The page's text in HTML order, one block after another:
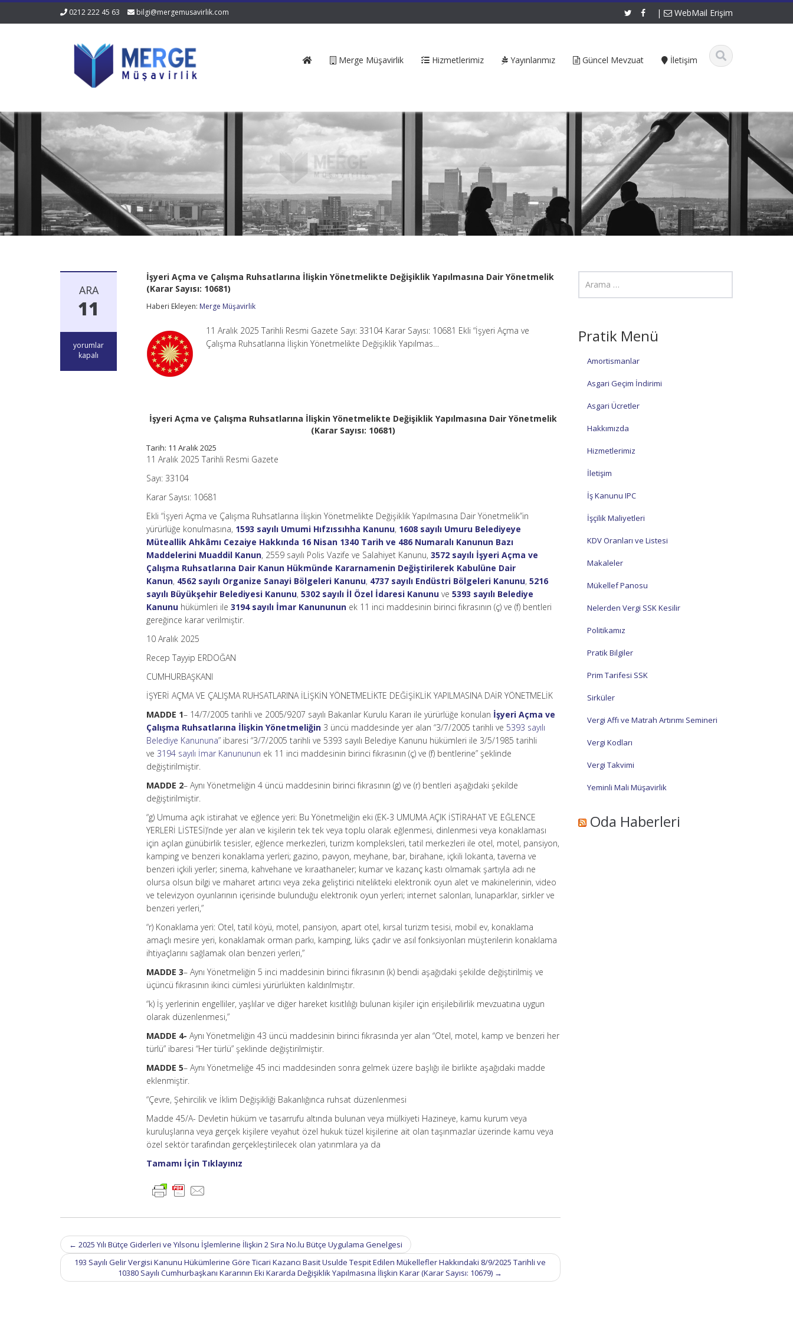
0212 222 45 63 bilgi@mergemusavirlik.com | WebMail Erişim
Merge Müşavirlik Hizmetlerimiz Yayınlarımız Güncel Mevzuat İletişim
ARA
11
İşyeri
Açma
yorumlar
kapalı
İşyeri Açma ve Çalışma Ruhsatlarına İlişkin Yönetmelikte Değişiklik Yapılmasına Dair Yönetmelik
(Karar Sayısı: 10681)
Haberi Ekleyen: Merge Müşavirlik
11 Aralık 2025 Tarihli Resmi Gazete Sayı: 33104 Karar Sayısı: 10681 Ekli “İşyeri Açma ve
Çalışma Ruhsatlarına İlişkin Yönetmelikte Değişiklik Yapılmas…
İşyeri Açma ve Çalışma Ruhsatlarına İlişkin Yönetmelikte Değişiklik Yapılmasına Dair Yönetmelik
(Karar Sayısı: 10681)
Tarih: 11 Aralık 2025
11 Aralık 2025 Tarihli Resmi Gazete
Sayı: 33104
Karar Sayısı: 10681
Ekli “İşyeri Açma ve Çalışma Ruhsatlarına İlişkin Yönetmelikte Değişiklik Yapılmasına Dair Yönetmelik”in
yürürlüğe konulmasına, 1593 sayılı Umumi Hıfzıssıhha Kanunu, 1608 sayılı Umuru Belediyeye
Müteallik Ahkâmı Cezaiye Hakkında 16 Nisan 1340 Tarih ve 486 Numaralı Kanunun Bazı
Maddelerini Muaddil Kanun, 2559 sayılı Polis Vazife ve Salahiyet Kanunu,3572 sayılı İşyeri Açma ve
Çalışma Ruhsatlarına Dair Kanun Hükmünde Kararnamenin Değiştirilerek Kabulüne Dair
Kanun, 4562 sayılı Organize Sanayi Bölgeleri Kanunu, 4737 sayılı Endüstri Bölgeleri Kanunu,5216
sayılı Büyükşehir Belediyesi Kanunu,5302 sayılı İl Özel İdaresi Kanunu ve5393 sayılı Belediye
Kanunu hükümleri ile3194 sayılı İmar Kanununun ek 11 inci maddesinin birinci fıkrasının (ç) ve (f) bentleri
gereğince karar verilmiştir.
10 Aralık 2025
Recep Tayyip ERDOĞAN
CUMHURBAŞKANI
İŞYERİ AÇMA VE ÇALIŞMA RUHSATLARINA İLİŞKİN YÖNETMELİKTE DEĞİŞİKLİK YAPILMASINA DAİR YÖNETMELİK
MADDE 1– 14/7/2005 tarihli ve 2005/9207 sayılı Bakanlar Kurulu Kararı ile yürürlüğe konulan İşyeri Açma ve
Çalışma Ruhsatlarına İlişkin Yönetmeliğin 3 üncü maddesinde yer alan “3/7/2005 tarihli ve5393 sayılı
Belediye Kanununa” ibaresi “3/7/2005 tarihli ve 5393 sayılı Belediye Kanunu hükümleri ile 3/5/1985 tarihli
ve 3194 sayılı İmar Kanununun ek 11 inci maddesinin birinci fıkrasının (ç) ve (f) bentlerine” şeklinde
değiştirilmiştir.
MADDE 2– Aynı Yönetmeliğin 4 üncü maddesinin birinci fıkrasının (g) ve (r) bentleri aşağıdaki şekilde
değiştirilmiştir.
“g) Umuma açık istirahat ve eğlence yeri: Bu Yönetmeliğin eki (EK-3 UMUMA AÇIK İSTİRAHAT VE EĞLENCE
YERLERİ LİSTESİ)’nde yer alan ve kişilerin tek tek veya toplu olarak eğlenmesi, dinlenmesi veya konaklaması
için açılan günübirlik tesisler, eğlence merkezleri, turizm kompleksleri, tatil merkezleri ile otel, motel, pansiyon,
kamping ve benzeri konaklama yerleri; gazino, pavyon, meyhane, bar, birahane, içkili lokanta, taverna ve
benzeri içkili yerler; sinema, kahvehane ve kıraathaneler; kumar ve kazanç kastı olmamak şartıyla adı ne
olursa olsun bilgi ve maharet artırıcı veya zeka geliştirici nitelikteki elektronik oyun alet ve makinelerinin, video
ve televizyon oyunlarının içerisinde bulunduğu elektronik oyun yerleri; internet salonları, lunaparklar, sirkler ve
benzeri yerleri,”
“r) Konaklama yeri: Otel, tatil köyü, motel, pansiyon, apart otel, kırsal turizm tesisi, mobil ev, konaklama
amaçlı mesire yeri, konaklamak orman parkı, kamping, lüks çadır ve asıl fonksiyonları müşterilerin konaklama
ihtiyaçlarını sağlamak olan benzeri yerleri,”
MADDE 3– Aynı Yönetmeliğin 5 inci maddesinin birinci fıkrasının (k) bendi aşağıdaki şekilde değiştirilmiş ve
üçüncü fıkrasının ikinci cümlesi yürürlükten kaldırılmıştır.
“k) İş yerlerinin engelliler, yaşlılar ve diğer hareket kısıtlılığı bulunan kişiler için erişilebilirlik mevzuatına uygun
olarak düzenlenmesi,”
MADDE 4- Aynı Yönetmeliğin 43 üncü maddesinin birinci fıkrasında yer alan “Otel, motel, kamp ve benzeri her
türlü” ibaresi “Her türlü” şeklinde değiştirilmiştir.
MADDE 5– Aynı Yönetmeliğe 45 inci maddesinden sonra gelmek üzere başlığı ile birlikte aşağıdaki madde
eklenmiştir.
“Çevre, Şehircilik ve İklim Değişikliği Bakanlığınca ruhsat düzenlenmesi
Madde 45/A- Devletin hüküm ve tasarrufu altında bulunan veya mülkiyeti Hazineye, kamu kurum veya
kuruluşlarına veya gerçek kişilere veyahut özel hukuk tüzel kişilerine ait olan taşınmazlar üzerinde kamu veya
özel sektör tarafından gerçekleştirilecek olan yatırımlara ya da
Tamamı İçin Tıklayınız
Post
navigation
← 2025 Yılı Bütçe Giderleri ve Yılsonu İşlemlerine İlişkin 2 Sıra No.lu Bütçe Uygulama Genelgesi
193 Sayılı Gelir Vergisi Kanunu Hükümlerine Göre Ticari Kazancı Basit Usulde Tespit Edilen Mükellefler Hakkındaki 8/9/2025 Tarihli ve
10380 Sayılı Cumhurbaşkanı Kararının Eki Kararda Değişiklik Yapılmasına İlişkin Karar (Karar Sayısı: 10679) →
Pratik Menü
Amortismanlar
Asgari Geçim İndirimi
Asgari Ücretler
Hakkımızda
Hizmetlerimiz
İletişim
İş Kanunu IPC
İşçilik Maliyetleri
KDV Oranları ve Listesi
Makaleler
Mükellef Panosu
Nelerden Vergi SSK Kesilir
Politikamız
Pratik Bilgiler
Prim Tarifesi SSK
Sirküler
Vergi Affı ve Matrah Artırımı Semineri
Vergi Kodları
Vergi Takvimi
Yeminli Mali Müşavirlik
Oda Haberleri